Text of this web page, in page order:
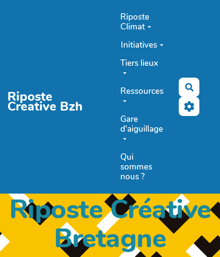
Riposte
Creative Bzh
Riposte
Climat
Initiatives
Tiers lieux
Ressources
Gare
d'aiguillage
Qui
sommes
nous ?
Riposte Créative
Bretagne